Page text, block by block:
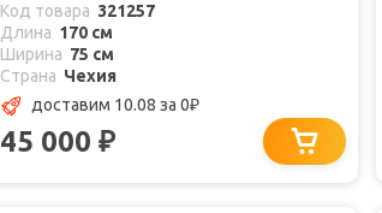
Код товара 321257
Длина 170 см
Ширина 75 см
Страна Чехия
доставим 10.08 за 0₽
45 000 ₽